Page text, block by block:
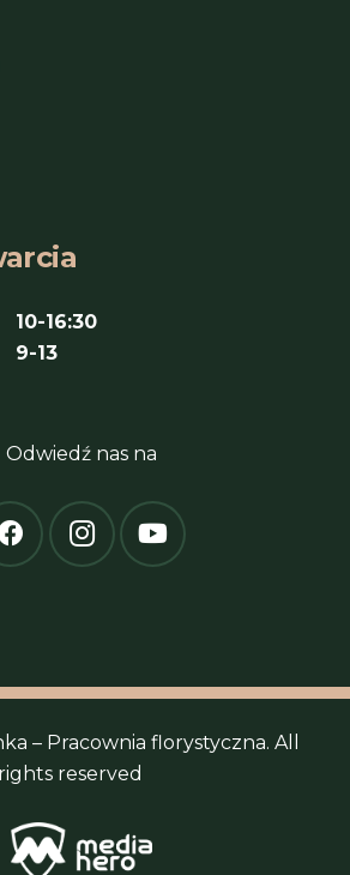
10-16:30
9-13
Odwiedź nas na
– Pracownia florystyczna. All
rights reserved